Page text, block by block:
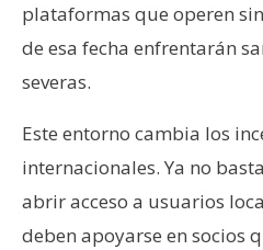
plataformas que operen
de esa fecha enfrentarán
severas.
Este entorno cambia los
internacionales. Ya no
abrir acceso a usuarios
deben apoyarse en socios